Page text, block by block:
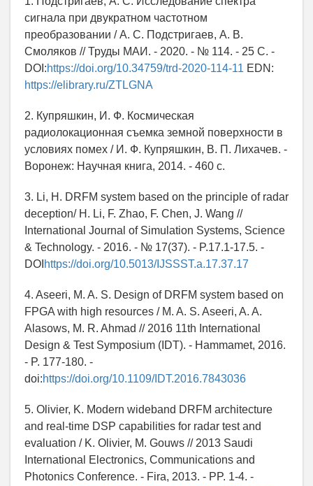
сигнала при двукратном частотном
преобразовании / А. С. Подстригаев, А. В.
Смоляков // Труды МАИ. - 2020. - № 114. - 25 С. -
DOI:https://doi.org/10.34759/trd-2020-114-11 EDN:
https://elibrary.ru/ZTLGNA
2. Купряшкин, И. Ф. Космическая
радиолокационная съемка земной поверхности в
условиях помех / И. Ф. Купряшкин, В. П. Лихачев. -
Воронеж: Научная книга, 2014. - 460 с.
3. Li, H. DRFM system based on the principle of radar
deception/ H. Li, F. Zhao, F. Chen, J. Wang //
International Journal of Simulation Systems, Science
& Technology. - 2016. - № 17(37). - P.17.1-17.5. -
DOI https://doi.org/10.5013/IJSSST.a.17.37.17
4. Aseeri, M. A. S. Design of DRFM system based on
FPGA with high resources / M. A. S. Aseeri, A. A.
Alasows, M. R. Ahmad // 2016 11th International
Design & Test Symposium (IDT). - Hammamet, 2016.
- P. 177-180. -
doi:https://doi.org/10.1109/IDT.2016.7843036
5. Olivier, K. Modern wideband DRFM architecture
and real-time DSP capabilities for radar test and
evaluation / K. Olivier, M. Gouws // 2013 Saudi
International Electronics, Communications and
Photonics Conference. - Fira, 2013. - PP. 1-4. -